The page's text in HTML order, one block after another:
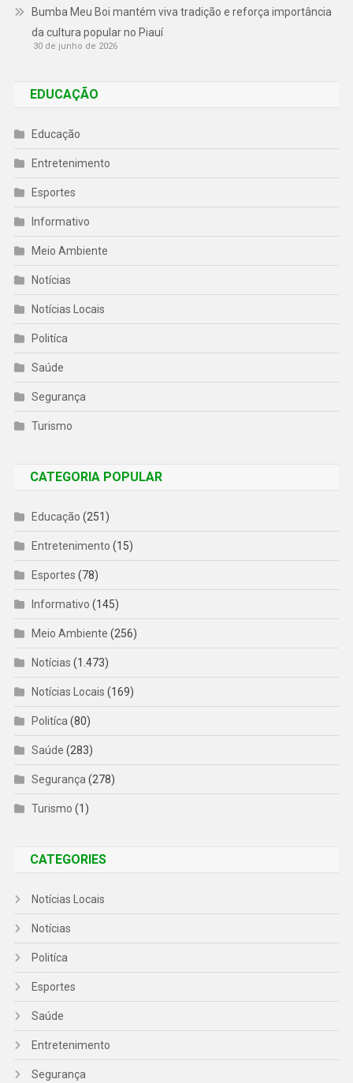
Bumba Meu Boi mantém viva tradição e reforça importância
da cultura popular no Piauí
30 de junho de 2026
EDUCAÇÃO
Educação
Entretenimento
Esportes
Informativo
Meio Ambiente
Notícias
Notícias Locais
Politíca
Saúde
Segurança
Turismo
CATEGORIA POPULAR
Educação (251)
Entretenimento (15)
Esportes (78)
Informativo (145)
Meio Ambiente (256)
Notícias (1.473)
Notícias Locais (169)
Politíca (80)
Saúde (283)
Segurança (278)
Turismo (1)
CATEGORIES
Notícias Locais
Notícias
Politíca
Esportes
Saúde
Entretenimento
Segurança